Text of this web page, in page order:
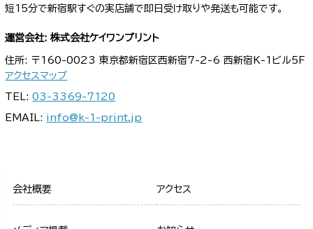
短15分で新宿駅すぐの実店舗で即日受け取りや発送も可能です。
運営会社: 株式会社ケイワンプリント
住所: 〒160-0023 東京都新宿区西新宿7-2-6 西新宿K-1ビル5F
アクセスマップ
TEL:03-3369-7120
EMAIL: info@k-1-print.jp
会社概要 アクセス